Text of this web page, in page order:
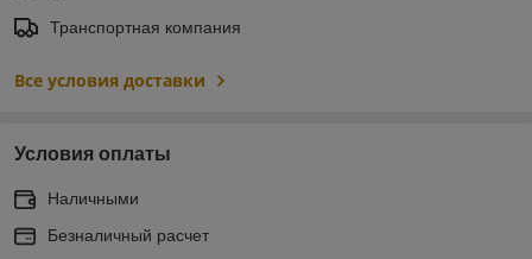
Транспортная компания
Все условия доставки
Условия оплаты
Наличными
Безналичный расчет